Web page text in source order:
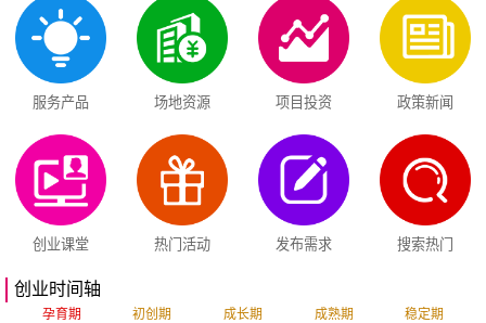
服务产品 场地资源 项目投资 政策新闻
创业课堂 热门活动 发布需求 搜索热门
创业时间轴
孕育期 初创期 成长期 成熟期 稳定期